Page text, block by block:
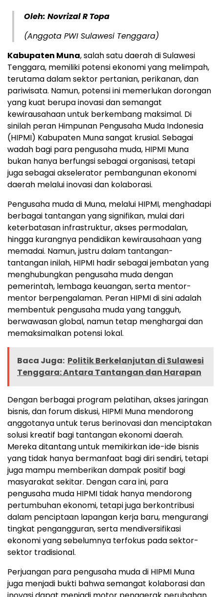
Oleh: Novrizal R Topa
(Anggota PWI Sulawesi Tenggara)
Kabupaten Muna, salah satu daerah di Sulawesi
Tenggara, memiliki potensi ekonomi yang melimpah,
terutama dalam sektor pertanian, perikanan, dan
pariwisata. Namun, potensi ini memerlukan dorongan
yang kuat berupa inovasi dan semangat
kewirausahaan untuk berkembang maksimal. Di
sinilah peran Himpunan Pengusaha Muda Indonesia
(HIPMI) Kabupaten Muna sangat krusial. Sebagai
wadah bagi para pengusaha muda, HIPMI Muna
bukan hanya berfungsi sebagai organisasi, tetapi
juga sebagai akselerator pembangunan ekonomi
daerah melalui inovasi dan kolaborasi.
Pengusaha muda di Muna, melalui HIPMI, menghadapi
berbagai tantangan yang signifikan, mulai dari
keterbatasan infrastruktur, akses permodalan,
hingga kurangnya pendidikan kewirausahaan yang
memadai. Namun, justru dalam tantangan-
tantangan inilah, HIPMI hadir sebagai jembatan yang
menghubungkan pengusaha muda dengan
pemerintah, lembaga keuangan, serta mentor-
mentor berpengalaman. Peran HIPMI di sini adalah
membentuk pengusaha muda yang tangguh,
berwawasan global, namun tetap menghargai dan
memaksimalkan potensi lokal.
Baca Juga: Politik Berkelanjutan di Sulawesi
Tenggara: Antara Tantangan dan Harapan
Dengan berbagai program pelatihan, akses jaringan
bisnis, dan forum diskusi, HIPMI Muna mendorong
anggotanya untuk terus berinovasi dan menciptakan
solusi kreatif bagi tantangan ekonomi daerah.
Mereka ditantang untuk memikirkan ide-ide bisnis
yang tidak hanya bermanfaat bagi diri sendiri, tetapi
juga mampu memberikan dampak positif bagi
masyarakat sekitar. Dengan cara ini, para
pengusaha muda HIPMI tidak hanya mendorong
pertumbuhan ekonomi, tetapi juga berkontribusi
dalam penciptaan lapangan kerja baru, mengurangi
tingkat pengangguran, serta mendiversifikasi
ekonomi yang sebelumnya terfokus pada sektor-
sektor tradisional.
Perjuangan para pengusaha muda di HIPMI Muna
juga menjadi bukti bahwa semangat kolaborasi dan